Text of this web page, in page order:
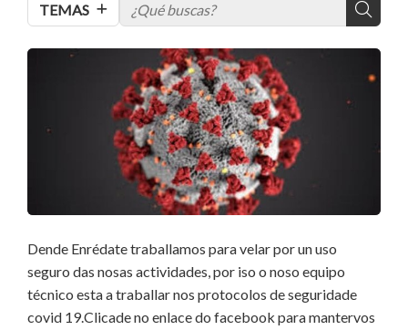
TEMAS
Dende Enrédate traballamos para velar por un uso
seguro das nosas actividades, por iso o noso equipo
técnico esta a traballar nos protocolos de seguridade
covid 19.Clicade no enlace do facebook para mantervos